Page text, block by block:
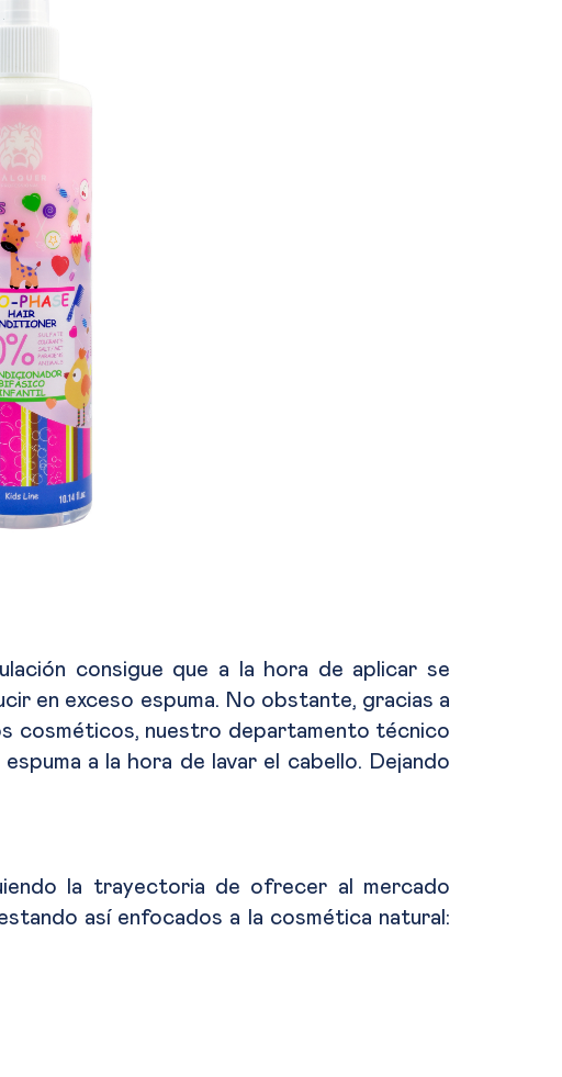
consigue que a la hora de aplicar se
en exceso espuma. No obstante, gracias a
cosméticos, nuestro departamento técnico
a la hora de lavar el cabello. Dejando
la trayectoria de ofrecer al mercado
así enfocados a la cosmética natural: